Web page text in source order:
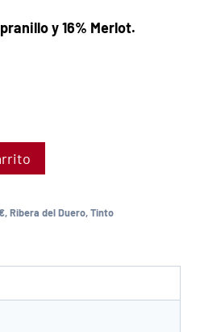
y 16% Merlot.
,Ribera del Duero,Tinto